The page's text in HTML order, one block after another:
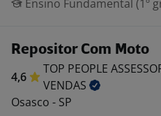
Ensino Fundamental (1º
Repositor Com Moto
4,6
TOP PEOPLE
VENDAS
Osasco - SP